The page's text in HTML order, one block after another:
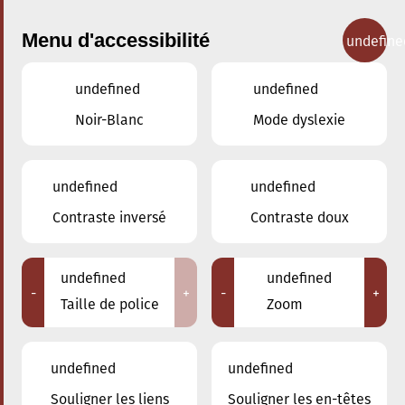
Concerts
Adresse
Menu d'accessibilité
undefined
Noir-Blanc
undefined
Mode dyslexie
undefined
Contraste inversé
undefined
Contraste doux
-
undefined
Taille de police
+ -
undefined
Zoom
+
undefined
Souligner les liens
undefined
Souligner les en-têtes